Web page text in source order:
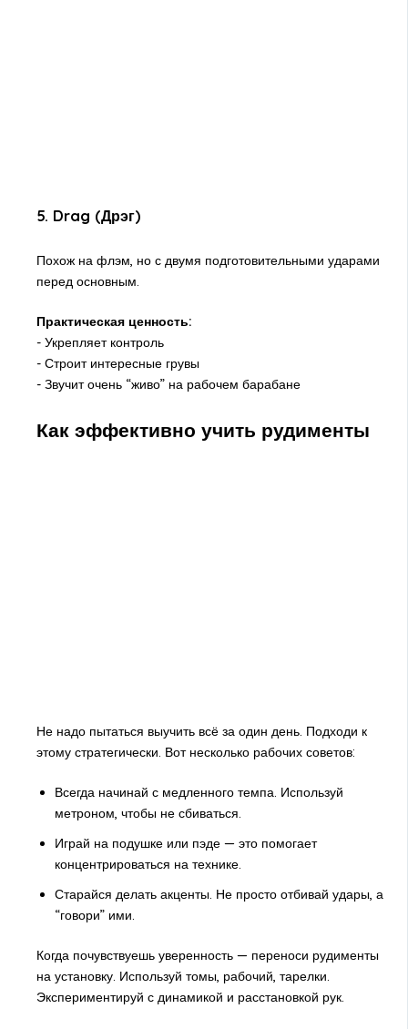
5. Drag (Дрэг)
Похож на флэм, но с двумя подготовительными ударами
перед основным.
Практическая ценность:
- Укрепляет контроль
- Строит интересные грувы
- Звучит очень “живо” на рабочем барабане
Как эффективно учить рудименты
Не надо пытаться выучить всё за один день. Подходи к
этому стратегически. Вот несколько рабочих советов:
Всегда начинай с медленного темпа. Используй
метроном, чтобы не сбиваться.
Играй на подушке или пэде — это помогает
концентрироваться на технике.
Старайся делать акценты. Не просто отбивай удары, а
“говори” ими.
Когда почувствуешь уверенность — переноси рудименты
на установку. Используй томы, рабочий, тарелки.
Экспериментируй с динамикой и расстановкой рук.